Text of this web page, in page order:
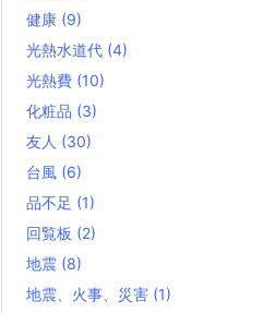
健康 (9)
光熱水道代 (4)
光熱費 (10)
化粧品 (3)
友人 (30)
台風 (6)
品不足 (1)
回覧板 (2)
地震 (8)
地震、火事、災害 (1)